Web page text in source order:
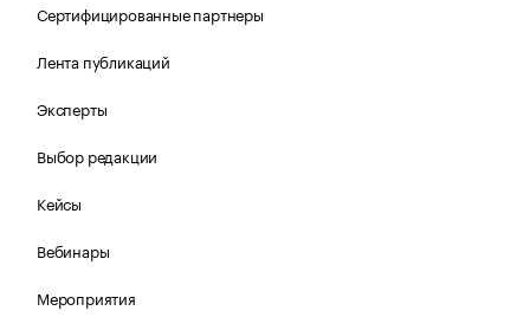
Сертифицированные партнеры
Лента публикаций
Эксперты
Выбор редакции
Кейсы
Вебинары
Мероприятия